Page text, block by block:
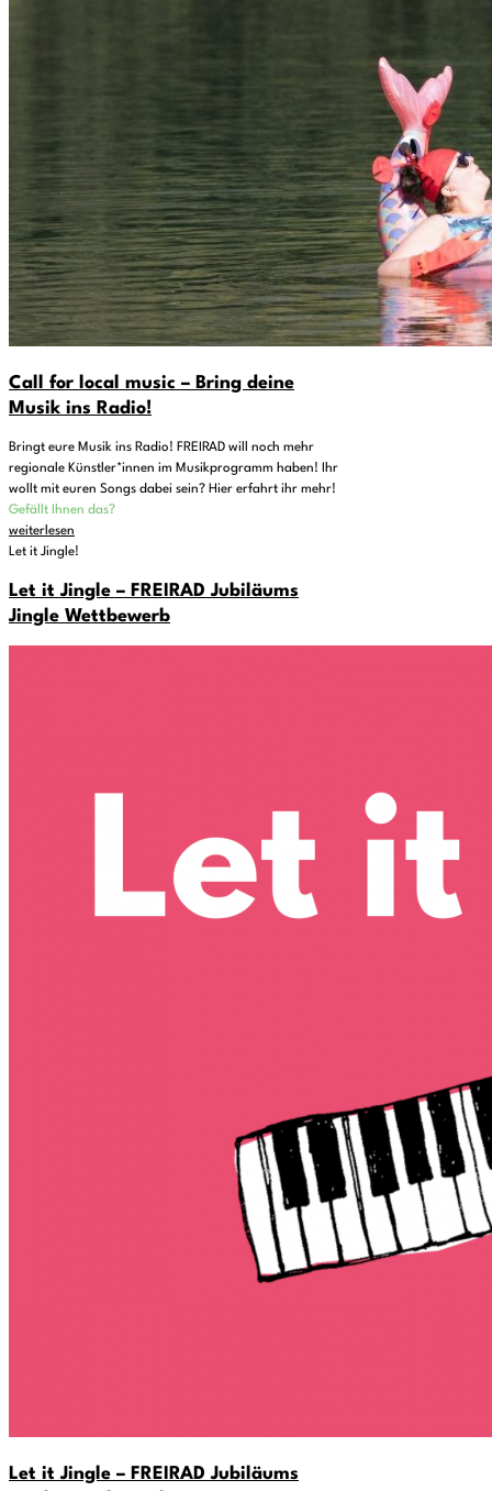
Call for local music – Bring deine
Musik ins Radio!
Bringt eure Musik ins Radio! FREIRAD will noch mehr
regionale Künstler*innen im Musikprogramm haben! Ihr
wollt mit euren Songs dabei sein? Hier erfahrt ihr mehr!
Gefällt Ihnen das?
weiterlesen
Let it Jingle!
Let it Jingle – FREIRAD Jubiläums
Jingle Wettbewerb
Let it Jingle – FREIRAD Jubiläums